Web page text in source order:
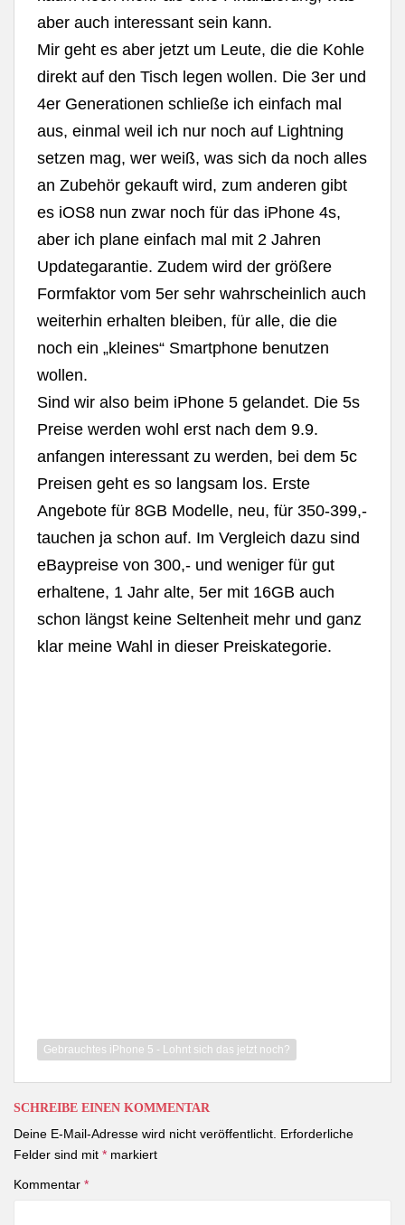
aber auch interessant sein kann.
Mir geht es aber jetzt um Leute, die die Kohle
direkt auf den Tisch legen wollen. Die 3er und
4er Generationen schließe ich einfach mal
aus, einmal weil ich nur noch auf Lightning
setzen mag, wer weiß, was sich da noch alles
an Zubehör gekauft wird, zum anderen gibt
es iOS8 nun zwar noch für das iPhone 4s,
aber ich plane einfach mal mit 2 Jahren
Updategarantie. Zudem wird der größere
Formfaktor vom 5er sehr wahrscheinlich auch
weiterhin erhalten bleiben, für alle, die die
noch ein „kleines“ Smartphone benutzen
wollen.
Sind wir also beim iPhone 5 gelandet. Die 5s
Preise werden wohl erst nach dem 9.9.
anfangen interessant zu werden, bei dem 5c
Preisen geht es so langsam los. Erste
Angebote für 8GB Modelle, neu, für 350-399,-
tauchen ja schon auf. Im Vergleich dazu sind
eBaypreise von 300,- und weniger für gut
erhaltene, 1 Jahr alte, 5er mit 16GB auch
schon längst keine Seltenheit mehr und ganz
klar meine Wahl in dieser Preiskategorie.
Gebrauchtes iPhone 5 - Lohnt sich das jetzt noch?
SCHREIBE EINEN KOMMENTAR
Deine E-Mail-Adresse wird nicht veröffentlicht. Erforderliche
Felder sind mit * markiert
Kommentar *